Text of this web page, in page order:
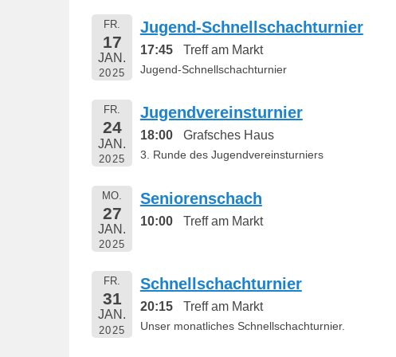
h
d
M
FR.
17
JAN.
2025
Jugend-Schnellschachturnier
17:45 Treff am Markt
Jugend-Schnellschachturnier
FR.
24
JAN.
2025
Jugendvereinsturnier
18:00 Grafsches Haus
3. Runde des Jugendvereinsturniers
MO.
27
JAN.
2025
Seniorenschach
10:00 Treff am Markt
FR.
31
JAN.
2025
Schnellschachturnier
20:15 Treff am Markt
Unser monatliches Schnellschachturnier.